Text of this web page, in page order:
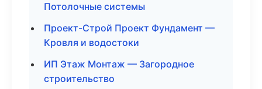
Потолочные системы
Проект-Строй Проект Фундамент —
Кровля и водостоки
ИП Этаж Монтаж — Загородное
строительство